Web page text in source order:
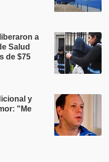
a
Salud
de $75
y
"Me